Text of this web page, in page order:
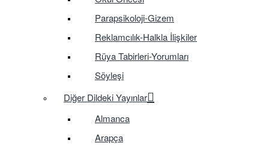
Parapsikoloji-Gizem
Reklamcılık-Halkla İlişkiler
Rüya Tabirleri-Yorumları
Söyleşi
Diğer Dildeki Yayınlar
Almanca
Arapça